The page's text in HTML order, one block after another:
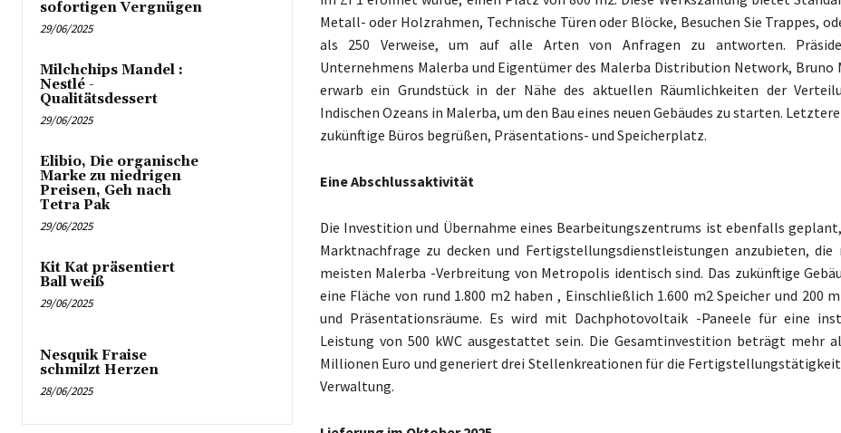
sofortigen Vergnügen
29/06/2025
Milchchips Mandel :
Nestlé -
Qualitätsdessert
29/06/2025
Elibio, Die organische
Marke zu niedrigen
Preisen, Geh nach
Tetra Pak
29/06/2025
Kit Kat präsentiert
Ball weiß
29/06/2025
Nesquik Fraise
schmilzt Herzen
28/06/2025
Metall- oder Holzrahmen, Technische Türen oder Blöcke, Besuchen Sie Trappes,
als 250 Verweise, um auf alle Arten von Anfragen zu antworten.
Unternehmens Malerba und Eigentümer des Malerba Distribution Network, Bruno
erwarb ein Grundstück in der Nähe des aktuellen Räumlichkeiten der
Indischen Ozeans in Malerba, um den Bau eines neuen Gebäudes zu starten.
zukünftige Büros begrüßen, Präsentations- und Speicherplatz.
Eine Abschlussaktivität
Die Investition und Übernahme eines Bearbeitungszentrums ist ebenfalls
Marktnachfrage zu decken und Fertigstellungsdienstleistungen anzubieten,
meisten Malerba -Verbreitung von Metropolis identisch sind. Das zukünftige
eine Fläche von rund 1.800 m2 haben , Einschließlich 1.600 m2 Speicher und 200
und Präsentationsräume. Es wird mit Dachphotovoltaik -Paneele für eine
Leistung von 500 kWC ausgestattet sein. Die Gesamtinvestition beträgt mehr
Millionen Euro und generiert drei Stellenkreationen für die Fertigstellungstätigkeit
Verwaltung.